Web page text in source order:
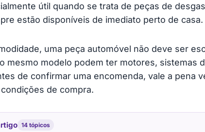
útil quando se trata de peças de
estão disponíveis de imediato perto de casa.
uma peça automóvel não deve ser
mesmo modelo podem ter motores,
de confirmar uma encomenda, vale a pena
de compra.
14 tópicos